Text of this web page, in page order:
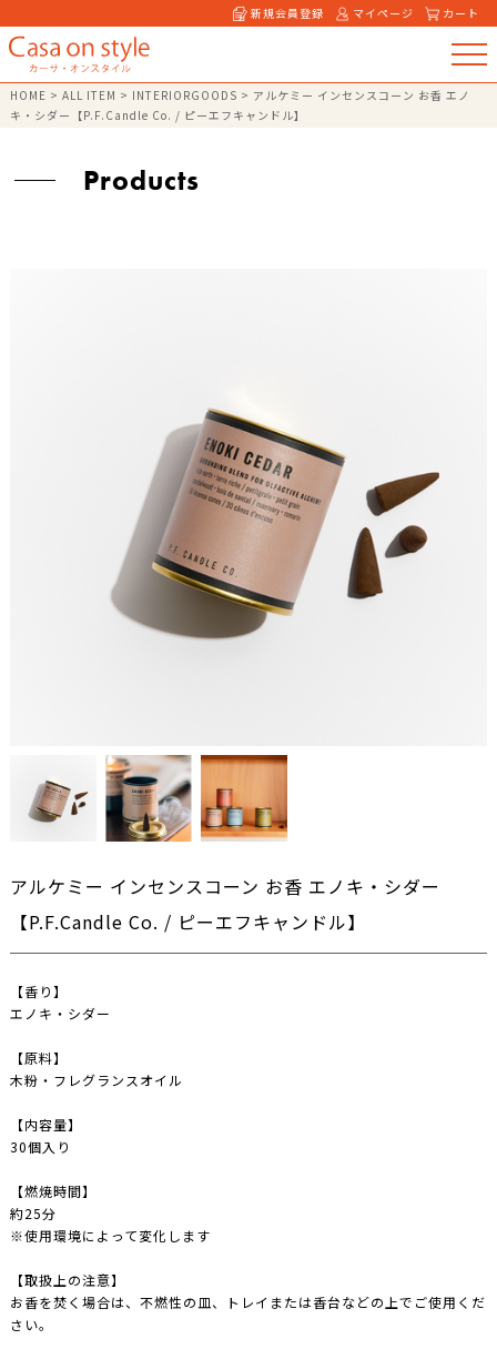
新規会員登録 マイページ カート
HOME > ALL ITEM > INTERIORGOODS > アルケミー インセンスコーン お香 エノ
キ・シダー【P.F.Candle Co. / ピーエフキャンドル】
Products
アルケミー インセンスコーン お香 エノキ・シダー
【P.F.Candle Co. / ピーエフキャンドル】
【香り】
エノキ・シダー
【原料】
木粉・フレグランスオイル
【内容量】
30個入り
【燃焼時間】
約25分
※使用環境によって変化します
【取扱上の注意】
お香を焚く場合は、不燃性の皿、トレイまたは香台などの上でご使用くだ
さい。